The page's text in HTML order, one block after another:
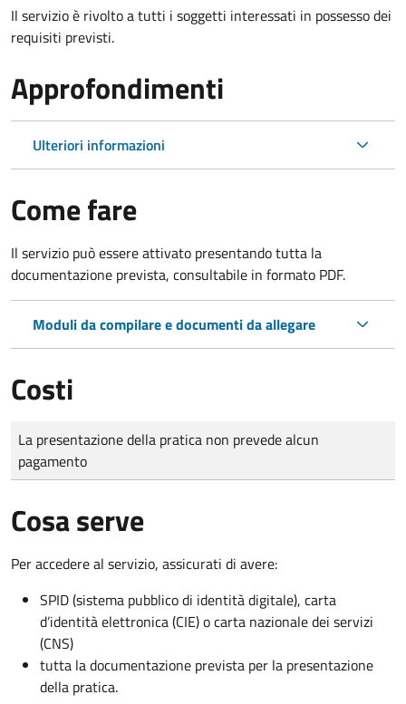
Il servizio è rivolto a tutti i soggetti interessati in possesso dei
requisiti previsti.
Approfondimenti
Ulteriori informazioni
Come fare
Il servizio può essere attivato presentando tutta la
documentazione prevista, consultabile in formato PDF.
Moduli da compilare e documenti da allegare
Costi
Tipo di pagamento
Importo
La presentazione della pratica non prevede alcun
pagamento
Cosa serve
Per accedere al servizio, assicurati di avere:
SPID (sistema pubblico di identità digitale), carta
d’identità elettronica (CIE) o carta nazionale dei servizi
(CNS)
tutta la documentazione prevista per la presentazione
della pratica.